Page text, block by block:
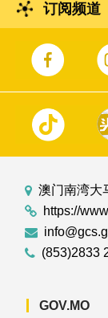
订阅频道
澳门南湾大
https://
(853)2833
GOV.MO